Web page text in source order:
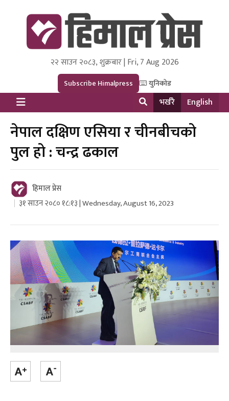
Himal Press
Dot NewsyNepal Media and Research Pvt Ltd.
२२ साउन २०८३, शुक्रबार | Fri, 7 Aug 2026
Subscribe Himalpress युनिकोड
भर्खरै English
नेपाल दक्षिण एसिया र चीनबीचको
पुल हो : चन्द्र ढकाल
हिमाल प्रेस
३१ साउन २०८० १८:१३ | Wednesday, August 16, 2023